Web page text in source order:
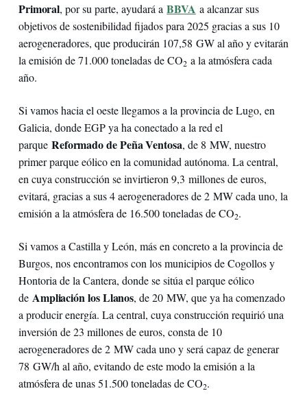
Primoral, por su parte, ayudará aBBVA a alcanzar sus
objetivos de sostenibilidad fijados para 2025 gracias a sus 10
aerogeneradores, que producirán 107,58 GW al año y evitarán
la emisión de 71.000 toneladas de CO2 a la atmósfera cada
año.
Si vamos hacia el oeste llegamos a la provincia de Lugo, en
Galicia, donde EGP ya ha conectado a la red el
parque Reformado de Peña Ventosa, de 8 MW, nuestro
primer parque eólico en la comunidad autónoma. La central,
en cuya construcción se invirtieron 9,3 millones de euros,
evitará, gracias a sus 4 aerogeneradores de 2 MW cada uno, la
emisión a la atmósfera de 16.500 toneladas de CO2.
Si vamos a Castilla y León, más en concreto a la provincia de
Burgos, nos encontramos con los municipios de Cogollos y
Hontoria de la Cantera, donde se sitúa el parque eólico
de Ampliación los Llanos, de 20 MW, que ya ha comenzado
a producir energía. La central, cuya construcción requirió una
inversión de 23 millones de euros, consta de 10
aerogeneradores de 2 MW cada uno y será capaz de generar
78 GW/h al año, evitando de este modo la emisión a la
atmósfera de unas 51.500 toneladas de CO2.